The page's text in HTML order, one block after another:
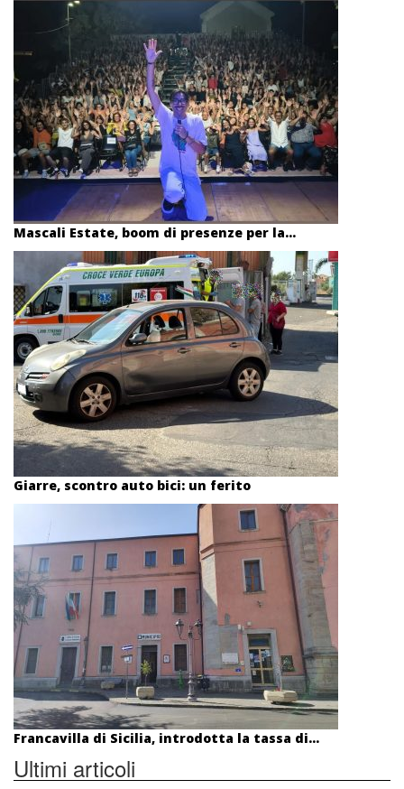
Mascali Estate, boom di presenze per la...
Giarre, scontro auto bici: un ferito
Francavilla di Sicilia, introdotta la tassa di...
Ultimi articoli